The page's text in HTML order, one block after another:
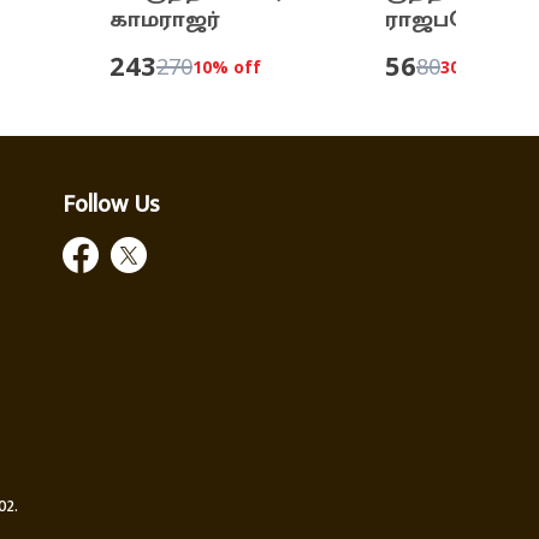
காமராஜர்
24327010% off
ராஜபக்ஷே
568030
Follow Us